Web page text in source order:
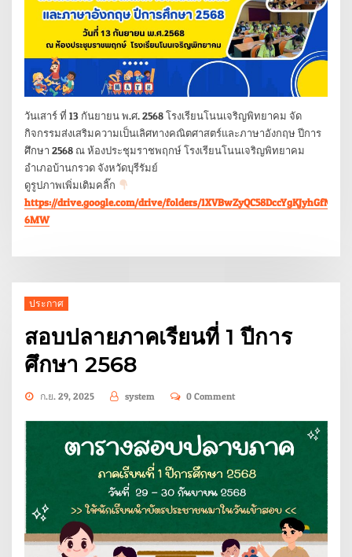
วันเสาร์ ที่ 13 กันยายน พ.ศ. 2568 โรงเรียนโนนเจริญพิทยาคม จัด
กิจกรรมส่งเสริมความเป็นเลิศทางคณิตศาสตร์และภาษาอังกฤษ ปีการ
ศึกษา 2568 ณ ห้องประชุมราชพฤกษ์ โรงเรียนโนนเจริญพิทยาคม
อำเภอบ้านกรวด จังหวัดบุรีรัมย์
ดูรูปภาพเพิ่มเติมคลิ๊ก
https://drive.google.com/drive/folders/
6MW
ประกาศ
สอบปลายภาคเรียนที่ 1 ปีการ
ศึกษา 2568
ก.ย. 29, 2025 system 0 Comment